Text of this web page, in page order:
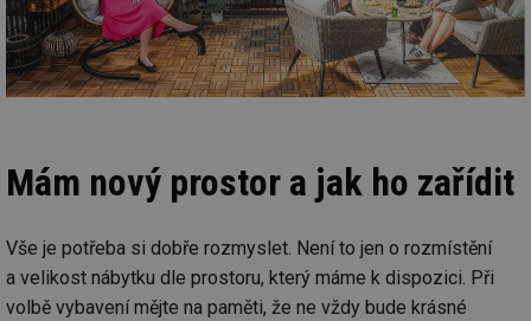
Mám nový prostor a jak ho zařídit
Vše je potřeba si dobře rozmyslet. Není to jen o rozmístění
a velikost nábytku dle prostoru, který máme k dispozici. Při
volbě vybavení mějte na paměti, že ne vždy bude krásné